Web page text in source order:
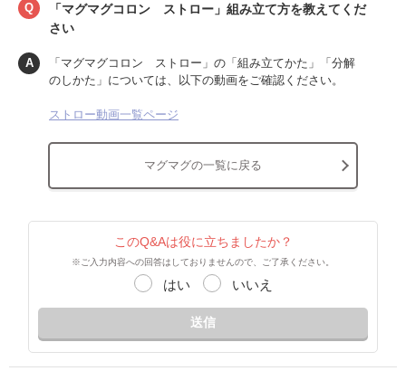
Q
「マグマグコロン ストロー」組み立て方を教えてくだ
さい
A
「マグマグコロン ストロー」の「組み立てかた」「分解
のしかた」については、以下の動画をご確認ください。
ストロー動画一覧ページ
マグマグの一覧に戻る
このQ&Aは役に立ちましたか？
※ご入力内容への回答はしておりませんので、ご了承ください。
はい いいえ
送信